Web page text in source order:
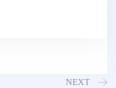
NEXT